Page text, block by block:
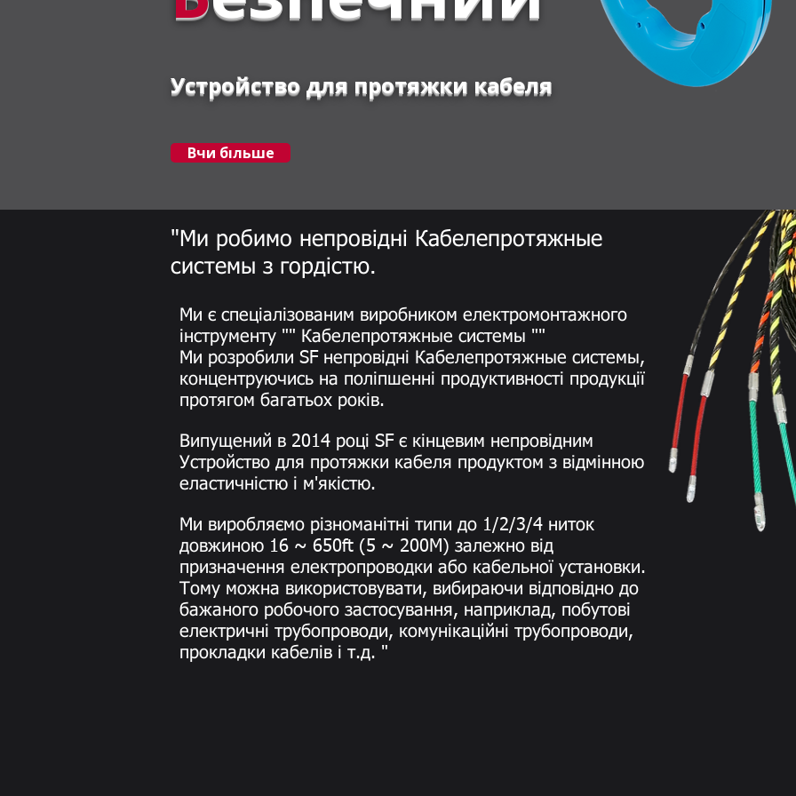
Устройство для протяжки кабеля
Вчи більше
Ми є спеціалізованим виробником електромонтажного
інструменту "" Кабелепротяжные системы ""
Ми розробили SF непровідні Кабелепротяжные системы,
концентруючись на поліпшенні продуктивності продукції
протягом багатьох років.
Випущений в 2014 році SF є кінцевим непровідним
Устройство для протяжки кабеля продуктом з відмінною
еластичністю і м'якістю.
Ми виробляємо різноманітні типи до 1/2/3/4 ниток
довжиною 16 ~ 650ft (5 ~ 200M) залежно від
призначення електропроводки або кабельної установки.
Тому можна використовувати, вибираючи відповідно до
бажаного робочого застосування, наприклад, побутові
електричні трубопроводи, комунікаційні трубопроводи,
прокладки кабелів і т.д. "
"Ми робимо непровідні Кабелепротяжные
системы з гордістю.